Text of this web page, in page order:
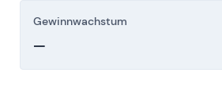
Gewinnwachstum
—